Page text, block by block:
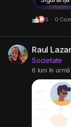
5 · 0
Raul Lazar
Societate
6 luni în urmă